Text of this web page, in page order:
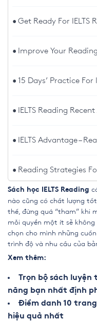
Get Ready For IELTS
Improve Your
15 Days’ Practice For
IELTS Reading
IELTS Advantage –
Reading Strategies
Sách học IELTS Reading
nào cũng có chất lượng
thế, đừng quá “tham” khi
mỗi quyển một ít sẽ
chọn cho mình những
trình độ và nhu cầu của
Xem thêm:
Trọn bộ sách luyện
năng bạn nhất định
Điểm danh 10
hiệu quả nhất